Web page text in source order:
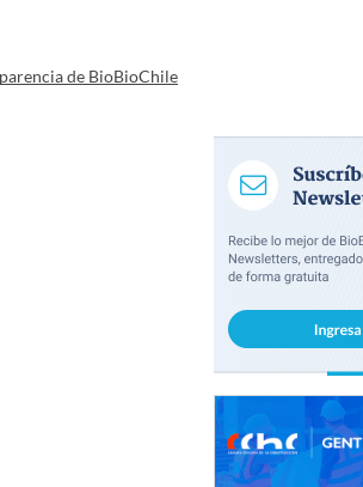
de BioBioChile